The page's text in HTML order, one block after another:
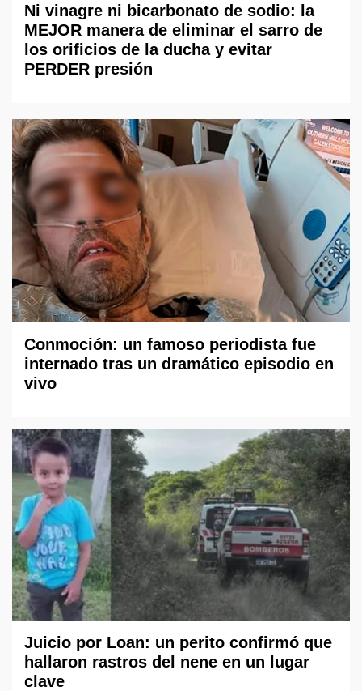
Ni vinagre ni bicarbonato de sodio: la
MEJOR manera de eliminar el sarro de
los orificios de la ducha y evitar
PERDER presión
Conmoción: un famoso periodista fue
internado tras un dramático episodio en
vivo
Juicio por Loan: un perito confirmó que
hallaron rastros del nene en un lugar
clave